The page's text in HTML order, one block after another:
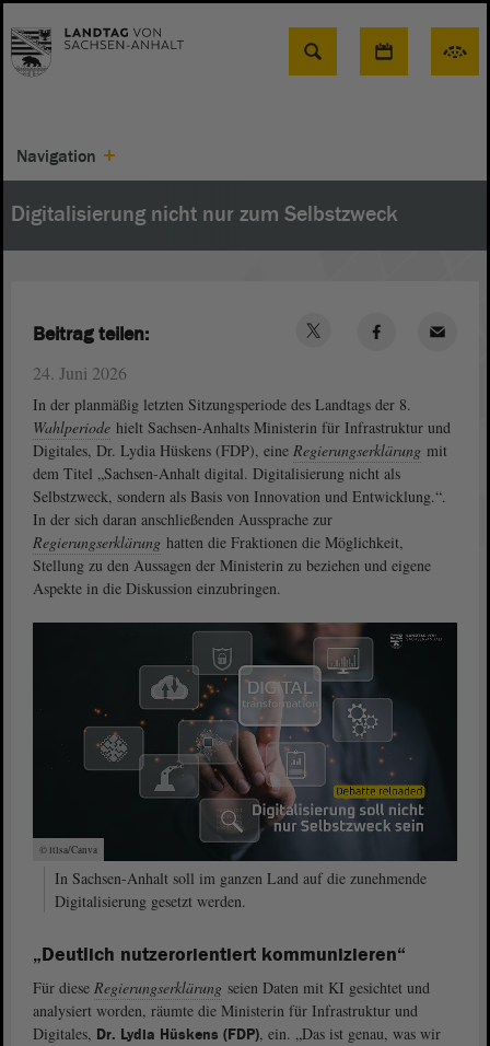
Suche
Navigation
Digitalisierung nicht nur zum Selbstzweck
24. Juni 2026
In der planmäßig letzten Sitzungsperiode des Landtags der 8.
Wahlperiode hielt Sachsen-Anhalts Ministerin für Infrastruktur und
Digitales, Dr. Lydia Hüskens (FDP), eine Regierungserklärung mit
dem Titel „Sachsen-Anhalt digital. Digitalisierung nicht als
Selbstzweck, sondern als Basis von Innovation und Entwicklung.“.
In der sich daran anschließenden Aussprache zur
Regierungserklärung hatten die Fraktionen die Möglichkeit,
Stellung zu den Aussagen der Ministerin zu beziehen und eigene
Aspekte in die Diskussion einzubringen.
© ltlsa/Canva
In Sachsen-Anhalt soll im ganzen Land auf die zunehmende
Digitalisierung gesetzt werden.
„Deutlich nutzerorientiert kommunizieren“
Für diese Regierungserklärung seien Daten mit KI gesichtet und
analysiert worden, räumte die Ministerin für Infrastruktur und
Digitales, Dr. Lydia Hüskens (FDP), ein. „Das ist genau, was wir
Beitrag teilen: